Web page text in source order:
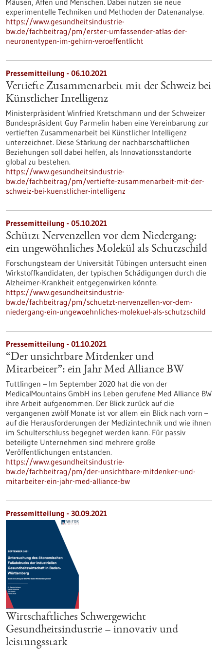
Mäusen, Affen und Menschen. Dabei nutzen sie neue
experimentelle Techniken und Methoden der Datenanalyse.
https://www.gesundheitsindustrie-
bw.de/fachbeitrag/pm/erster-umfassender-atlas-der-
neuronentypen-im-gehirn-veroeffentlicht
Pressemitteilung - 06.10.2021
Vertiefte Zusammenarbeit mit der Schweiz bei
Künstlicher Intelligenz
Ministerpräsident Winfried Kretschmann und der Schweizer
Bundespräsident Guy Parmelin haben eine Vereinbarung zur
vertieften Zusammenarbeit bei Künstlicher Intelligenz
unterzeichnet. Diese Stärkung der nachbarschaftlichen
Beziehungen soll dabei helfen, als Innovationsstandorte
global zu bestehen.
https://www.gesundheitsindustrie-
bw.de/fachbeitrag/pm/vertiefte-zusammenarbeit-mit-der-
schweiz-bei-kuenstlicher-intelligenz
Pressemitteilung - 05.10.2021
Schützt Nervenzellen vor dem Niedergang:
ein ungewöhnliches Molekül als Schutzschild
Forschungsteam der Universität Tübingen untersucht einen
Wirkstoffkandidaten, der typischen Schädigungen durch die
Alzheimer-Krankheit entgegenwirken könnte.
https://www.gesundheitsindustrie-
bw.de/fachbeitrag/pm/schuetzt-nervenzellen-vor-dem-
niedergang-ein-ungewoehnliches-molekuel-als-schutzschild
Pressemitteilung - 01.10.2021
“Der unsichtbare Mitdenker und
Mitarbeiter”: ein Jahr Med Alliance BW
Tuttlingen – Im September 2020 hat die von der
MedicalMountains GmbH ins Leben gerufene Med Alliance BW
ihre Arbeit aufgenommen. Der Blick zurück auf die
vergangenen zwölf Monate ist vor allem ein Blick nach vorn –
auf die Herausforderungen der Medizintechnik und wie ihnen
im Schulterschluss begegnet werden kann. Für passiv
beteiligte Unternehmen sind mehrere große
Veröffentlichungen entstanden.
https://www.gesundheitsindustrie-
bw.de/fachbeitrag/pm/der-unsichtbare-mitdenker-und-
mitarbeiter-ein-jahr-med-alliance-bw
Pressemitteilung - 30.09.2021
Wirtschaftliches Schwergewicht
Gesundheitsindustrie – innovativ und
leistungsstark